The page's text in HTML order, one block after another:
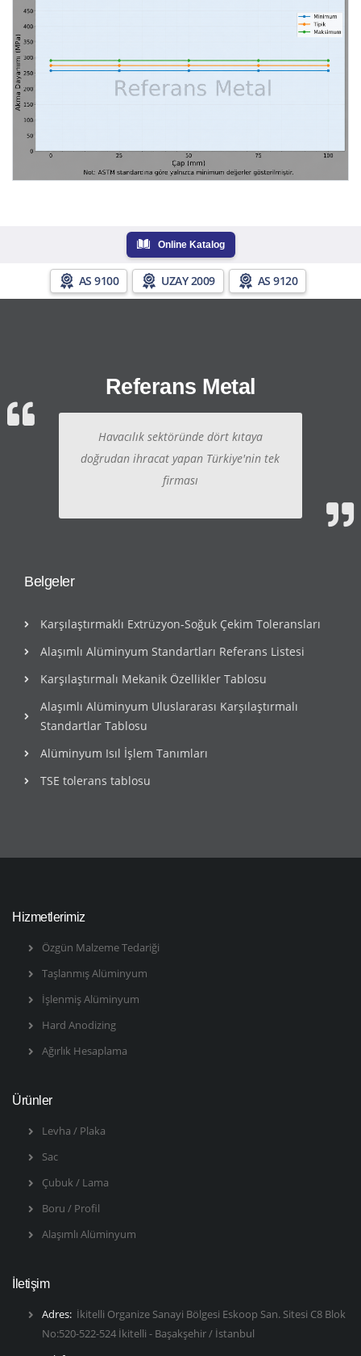
Online Katalog
AS 9100 UZAY 2009 AS 9120
Referans Metal
Havacılık sektöründe dört kıtaya
doğrudan ihracat yapan Türkiye'nin tek
firması
Belgeler
Karşılaştırmaklı Extrüzyon-Soğuk Çekim Toleransları
Alaşımlı Alüminyum Standartları Referans Listesi
Karşılaştırmalı Mekanik Özellikler Tablosu
Alaşımlı Alüminyum Uluslararası Karşılaştırmalı
Standartlar Tablosu
Alüminyum Isıl İşlem Tanımları
TSE tolerans tablosu
Hizmetlerimiz
Özgün Malzeme Tedariği
Taşlanmış Alüminyum
İşlenmiş Alüminyum
Hard Anodizing
Ağırlık Hesaplama
Ürünler
Levha / Plaka
Sac
Çubuk / Lama
Boru / Profil
Alaşımlı Alüminyum
İletişim
Adres: İkitelli Organize Sanayi Bölgesi Eskoop San. Sitesi C8 Blok
No:520-522-524 İkitelli - Başakşehir / İstanbul